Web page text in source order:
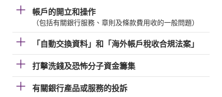
帳戶的開立和操作
（包括有關銀行服務、章則及條款費用收的一般問題）
「自動交換資料」和「海外帳戶稅收合規法案」
打擊洗錢及恐怖分子資金籌集
有關銀行產品或服務的投訴